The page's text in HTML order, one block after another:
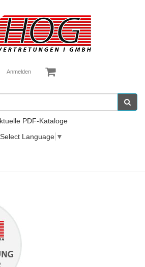
Anmelden
PDF-Kataloge
Select Language ▼